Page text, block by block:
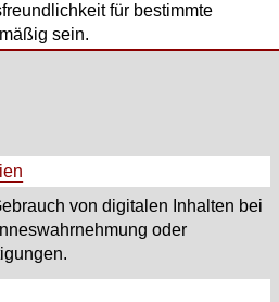
für bestimmte
sein.
von digitalen Inhalten bei
oder